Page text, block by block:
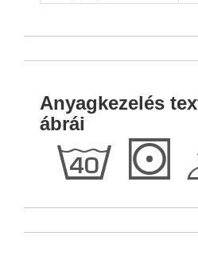
Anyagkezelés
ábrái
h S